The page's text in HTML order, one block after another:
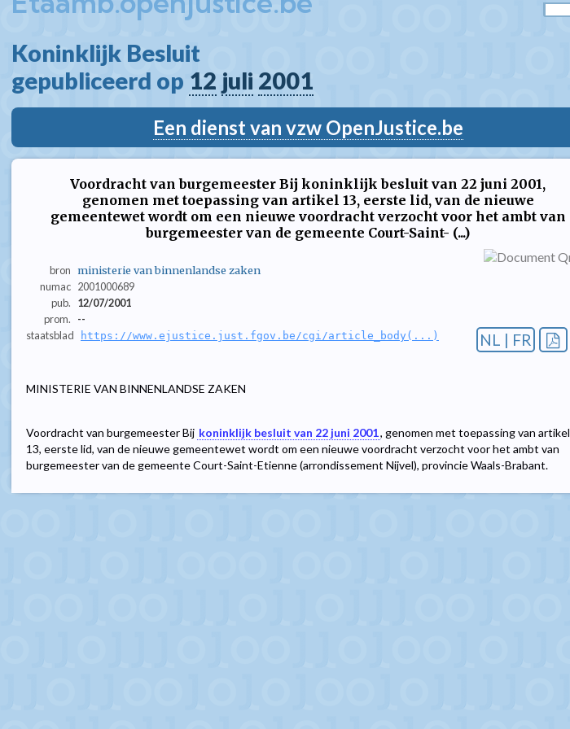
Koninklijk Besluit
gepubliceerd op 12 juli 2001
Een dienst van vzw OpenJustice.be
Voordracht van burgemeester Bij koninklijk besluit van 22 juni 2001,
genomen met toepassing van artikel 13, eerste lid, van de nieuwe
gemeentewet wordt om een nieuwe voordracht verzocht voor het ambt van
burgemeester van de gemeente Court-Saint- (...)
bron ministerie van binnenlandse zaken
numac 2001000689
pub.
12/07/2001
prom.
--
staatsblad
https://www.ejustice.just.fgov.be/cgi/article_body(...) NL | FR
MINISTERIE VAN BINNENLANDSE ZAKEN
Voordracht van burgemeester Bij koninklijk besluit van 22 juni 2001, genomen met toepassing van artikel
13, eerste lid, van de nieuwe gemeentewet wordt om een nieuwe voordracht verzocht voor het ambt van
burgemeester van de gemeente Court-Saint-Etienne (arrondissement Nijvel), provincie Waals-Brabant.